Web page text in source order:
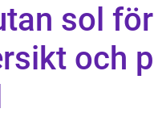
sol
och